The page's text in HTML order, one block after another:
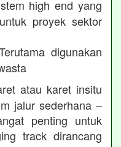
high end yang
proyek sektor
digunakan
atau karet insitu
jalur sederhana –
penting untuk
track dirancang